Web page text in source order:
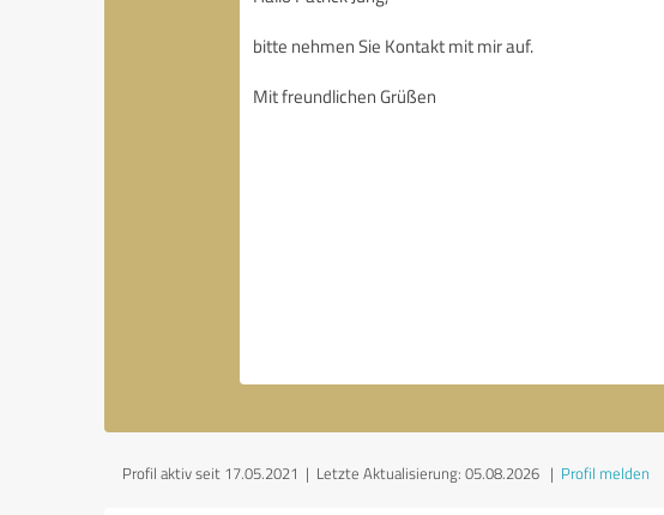
Profil aktiv seit 17.05.2021 | Letzte Aktualisierung: 05.08.2026 | Profil melden